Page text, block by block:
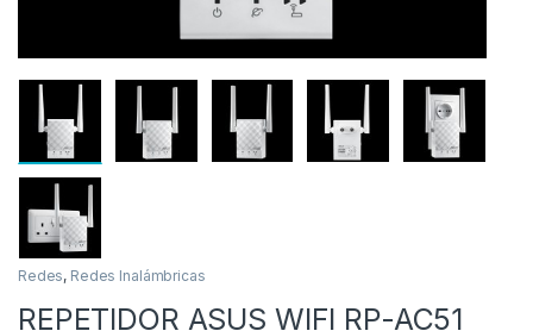
Redes, Redes Inalámbricas
REPETIDOR ASUS WIFI RP-AC51